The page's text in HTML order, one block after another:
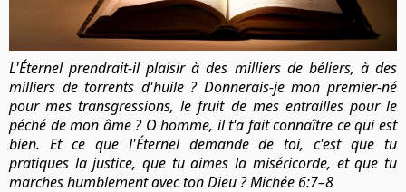
L'Éternel prendrait-il plaisir à des milliers de béliers, à des
milliers de torrents d'huile ? Donnerais-je mon premier-né
pour mes transgressions, le fruit de mes entrailles pour le
péché de mon âme ? O homme, il t'a fait connaître ce qui est
bien. Et ce que l'Éternel demande de toi, c'est que tu
pratiques la justice, que tu aimes la miséricorde, et que tu
marches humblement avec ton Dieu ? Michée 6:7–8